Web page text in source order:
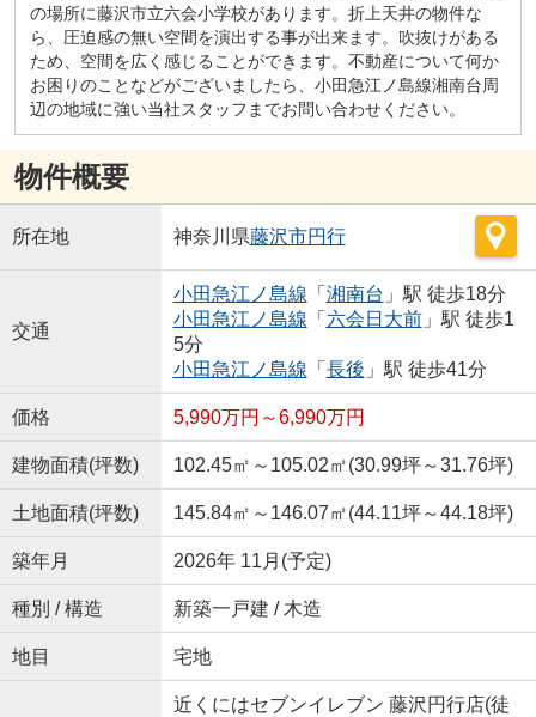
の場所に藤沢市立六会小学校があります。折上天井の物件な
ら、圧迫感の無い空間を演出する事が出来ます。吹抜けがある
ため、空間を広く感じることができます。不動産について何か
お困りのことなどがございましたら、小田急江ノ島線湘南台周
辺の地域に強い当社スタッフまでお問い合わせください。
物件概要
所在地 神奈川県藤沢市円行
交通
小田急江ノ島線 「 湘南台 」駅 徒歩18分
小田急江ノ島線 「 六会日大前」駅 徒歩1
5分
小田急江ノ島線 「 長後 」駅 徒歩41分
価格 5,990万円～6,990万円
建物面積(坪数) 102.45㎡～105.02㎡(30.99坪～31.76坪)
土地面積(坪数) 145.84㎡～146.07㎡(44.11坪～44.18坪)
築年月 2026年 11月(予定)
種別 / 構造 新築一戸建 / 木造
地目 宅地
近くにはセブンイレブン 藤沢円行店(徒